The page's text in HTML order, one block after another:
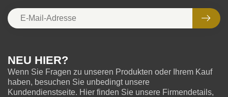
NEU HIER?
Wenn Sie Fragen zu unseren Produkten oder Ihrem Kauf
haben, besuchen Sie unbedingt unsere
Kundendienstseite. Hier finden Sie unsere Firmendetails,